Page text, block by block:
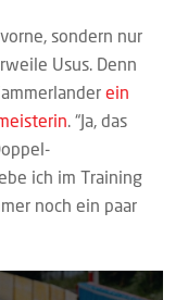
sondern nur
Usus. Denn
ein
. “Ja, das
ich im Training
noch ein paar